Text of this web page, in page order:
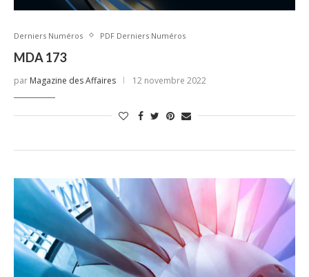
Derniers Numéros PDF Derniers Numéros
MDA 173
par Magazine des Affaires 12 novembre 2022